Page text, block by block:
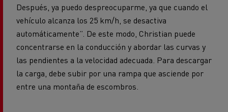
Después, ya puedo despreocuparme, ya que cuando el
vehículo alcanza los 25 km/h, se desactiva
automáticamente”. De este modo, Christian puede
concentrarse en la conducción y abordar las curvas y
las pendientes a la velocidad adecuada. Para descargar
la carga, debe subir por una rampa que asciende por
entre una montaña de escombros.